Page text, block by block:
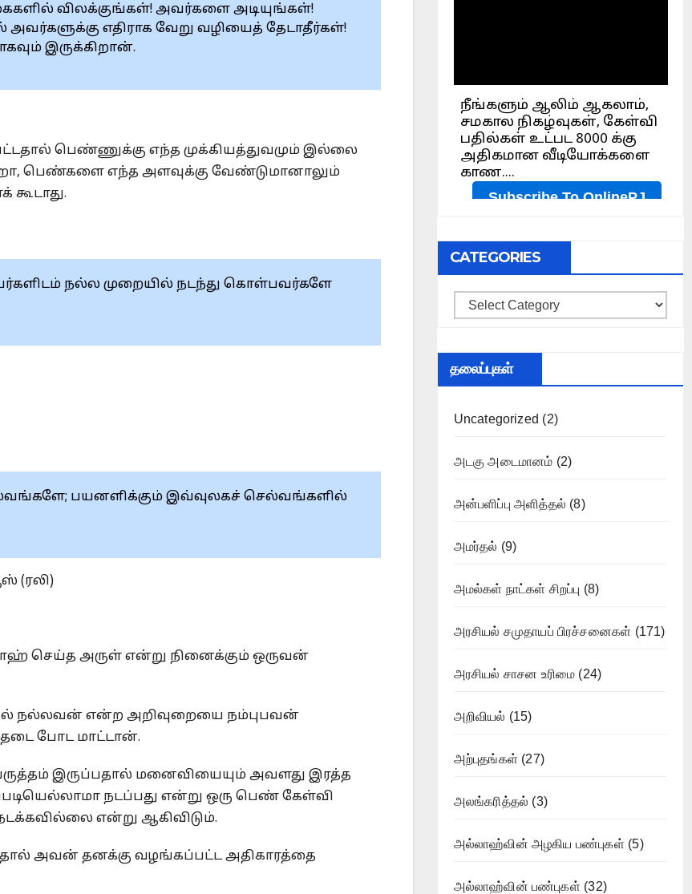
விலக்குங்கள்! அவர்களை அடியுங்கள்!
எதிராக வேறு வழியைத் தேடாதீர்கள்!
இருக்கிறான்.
பெண்ணுக்கு எந்த முக்கியத்துவமும் இல்லை
பெண்களை எந்த அளவுக்கு வேண்டுமானாலும்
நல்ல முறையில் நடந்து கொள்பவர்களே
பயனளிக்கும் இவ்வுலகச் செல்வங்களில்
(ரலி)
செய்த அருள் என்று நினைக்கும் ஒருவன்
நல்லவன் என்ற அறிவுறையை நம்புபவன்
போட மாட்டான்.
இருப்பதால் மனைவியையும் அவளது இரத்த
நடப்பது என்று ஒரு பெண் கேள்வி
என்று ஆகிவிடும்.
அவன் தனக்கு வழங்கப்பட்ட அதிகாரத்தை
CATEGORIES
Categories
தலைப்புகள்
Uncategorized (2)
அடகு அடைமானம் (2)
அன்பளிப்பு அளித்தல் (8)
அமர்தல் (9)
அமல்கள் நாட்கள் சிறப்பு (8)
அரசியல் சமுதாயப் பிரச்சனைகள் (171)
அரசியல் சாசன உரிமை (24)
அறிவியல் (15)
அற்புதங்கள் (27)
அலங்கரித்தல் (3)
அல்லாஹ்வின் அழகிய பண்புகள் (5)
அல்லாஹ்வின் பண்புகள் (32)